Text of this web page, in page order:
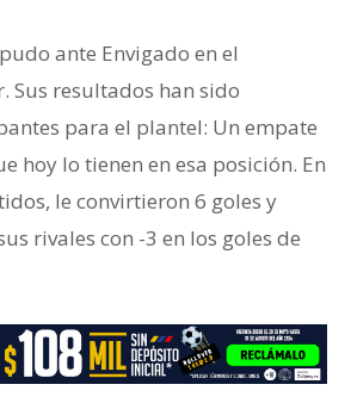
ante Envigado en el
Sus resultados han sido
para el plantel: Un empate
hoy lo tienen en esa posición. En
le convirtieron 6 goles y
rivales con -3 en los goles de